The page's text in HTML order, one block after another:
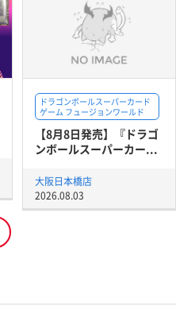
ドラゴンボールスーパーカード
ゲーム フュージョンワールド
【8月8日発売】『ドラゴ
ンボールスーパーカー...
大阪日本橋店
2026.08.03